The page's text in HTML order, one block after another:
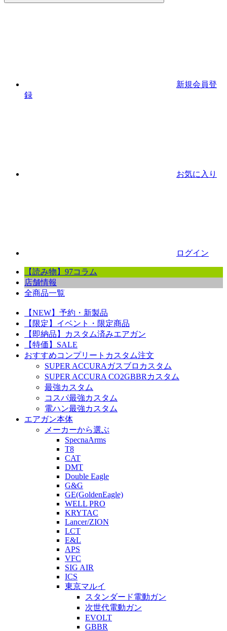
新規会員登
録
お気に入り
ログイン
【読み物】97コラム
店舗情報
全商品一覧
【NEW】予約・新製品
【限定】イベント・限定商品
【即納品】カスタム済みエアガン
【特価】SALE
おすすめコンプリートカスタム注文
SUPER ACCURAガスブロカスタム
SUPER ACCURA CO2GBBRカスタム
最強カスタム
コスパ最強カスタム
電ハン最強カスタム
エアガン本体
メーカーから選ぶ
SpecnaArms
T8
CAT
DMT
Double Eagle
G&G
GE(GoldenEagle)
WELL PRO
KRYTAC
Lancer/ZION
LCT
E&L
APS
VFC
SIG AIR
ICS
東京マルイ
スタンダード電動ガン
次世代電動ガン
EVOLT
GBBR